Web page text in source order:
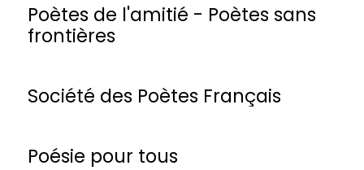
Poètes de l'amitié - Poètes sans
frontières
Société des Poètes Français
Poésie pour tous